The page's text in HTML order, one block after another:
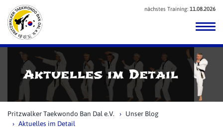
nächstes Training: 11.08.2026
Aktuelles im Detail
Pritzwalker Taekwondo Ban Dal e.V.
Unser Blog
Aktuelles im Detail